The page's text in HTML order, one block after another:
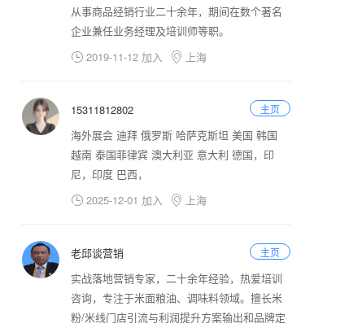
从事商品经销行业二十余年，期间在数个著名
企业兼任业务经理及培训师等职。
 2019-11-12 加入  上海
主页
15311812802
海外展会 迪拜 俄罗斯 哈萨克斯坦 美国 韩国
越南 泰国菲律宾 澳大利亚 意大利 德国，印
尼，印度 巴西，
 2025-12-01 加入  上海
主页
老邱谈营销
实战落地营销专家，二十余年经验，热爱培训
咨询，专注于米面粮油、调味料领域。擅长米
粉/米线门店引流与利润提升方案输出和品牌定